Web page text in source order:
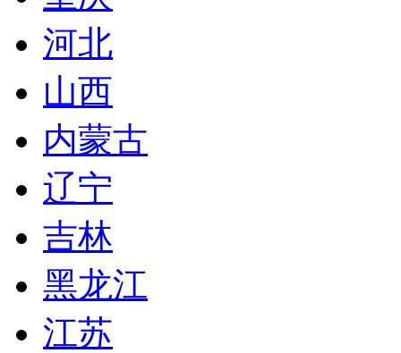
河北
山西
内蒙古
辽宁
吉林
黑龙江
江苏